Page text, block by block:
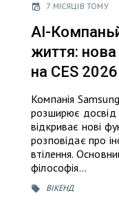
7 МІСЯЦІВ ТОМУ
AI-
життя: нова
на CES 2026
Компанія
розширює досвід
відкриває нові
розповідає про
втілення.
філософія…
ВІКЕНД